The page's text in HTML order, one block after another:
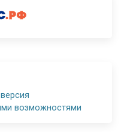
возможностями